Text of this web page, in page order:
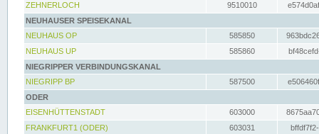
ZEHNERLOCH
9510010
NEUHAUSER SPEISEKANAL
NEUHAUS OP
585850
NEUHAUS UP
585860
NIEGRIPPER VERBINDUNGSKANAL
NIEGRIPP BP
587500
ODER
EISENHÜTTENSTADT
603000
FRANKFURT1 (ODER)
603031